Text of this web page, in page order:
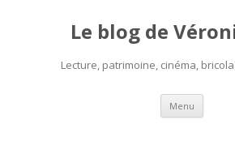
Le blog de
Lecture, patrimoine, cinéma,
Menu Aller